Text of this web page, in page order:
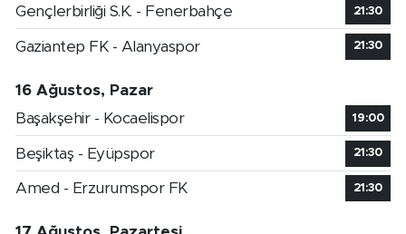
Gençlerbirliği S.K. - Fenerbahçe 21:30
Gaziantep FK - Alanyaspor 21:30
16 Ağustos, Pazar
Başakşehir - Kocaelispor
19:00
Beşiktaş - Eyüpspor 21:30
Amed - Erzurumspor FK 21:30